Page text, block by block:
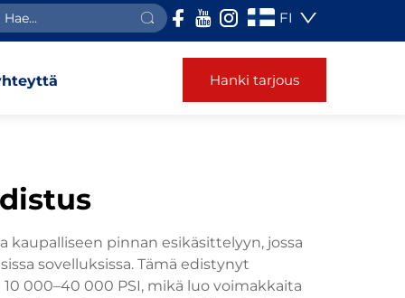
FI
Hanki tarjous
pinnan esikäsittelyyn, jossa
sovelluksissa. Tämä edistynyt
000–40 000 PSI, mikä luo voimakkaita